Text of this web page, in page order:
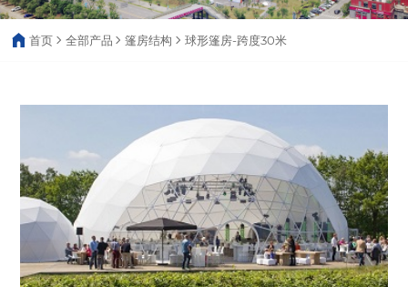
首页 全部产品 篷房结构 球形篷房-跨度30米